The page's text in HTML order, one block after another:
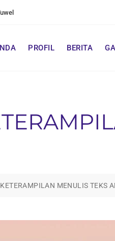
PROFIL BERITA
MENULIS TEKS